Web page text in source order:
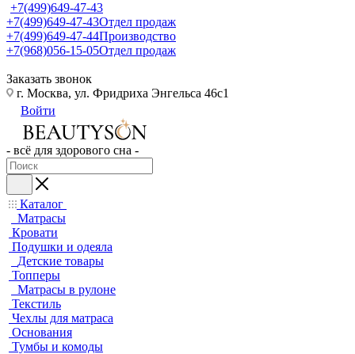
+7(499)649-47-43
+7(499)649-47-43Отдел продаж
+7(499)649-47-44Производство
+7(968)056-15-05Отдел продаж
Заказать звонок
г. Москва, ул. Фридриха Энгельса 46с1
Войти
- всё для здорового сна -
Каталог
Матрасы
Кровати
Подушки и одеяла
Детские товары
Топперы
Матрасы в рулоне
Текстиль
Чехлы для матраса
Основания
Тумбы и комоды